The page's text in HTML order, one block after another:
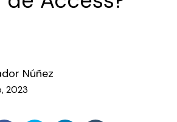
Núñez
2023